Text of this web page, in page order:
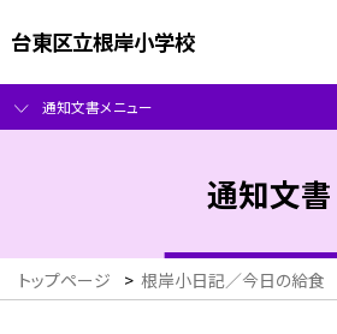
台東区立根岸小学校
通知文書メニュー
通知文書
トップページ > 根岸小日記／今日の給食